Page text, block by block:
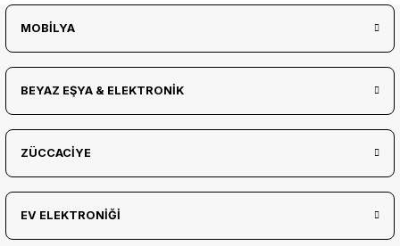
MOBİLYA
BEYAZ EŞYA & ELEKTRONİK
ZÜCCACİYE
EV ELEKTRONİĞİ